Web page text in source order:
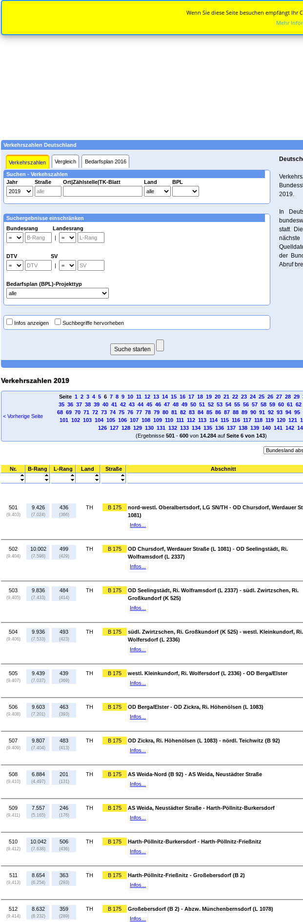
Verkehrszahlen Deutschland
Verkehrszahlen Vergleich Bedarfsplan 2016
Suchen - Verkehszahlen
Jahr
Straße Ort|Zählstelle|TK-Blatt Land BPL
Suchergebnisse einschränken
Bundesrang Landesrang
|
DTV SV
|
Bedarfsplan (BPL)-Projekttyp
Infos anzeigen Suchbegriffe hervorheben
2019.
In
statt.
der
Abruf
Verkehrszahlen 2019
< Vorherige Seite
Seite 1 2 3 4 56 7 8 9 10 11 12 13 14 15 16 17 18 19 20 21 22 23 24 25 26 27 28 29
35 36 37 38 39 40 41 42 43 44 45 46 47 48 49 50 51 52 53 54 55 56 57 58 59 60 61 62
68 69 70 71 72 73 74 75 76 77 78 79 80 81 82 83 84 85 86 87 88 89 90 91 92 93 94 95
101 102 103 104 105 106 107 108 109 110 111 112 113 114 115 116 117 118 119 120 121
126 127 128 129 130 131 132 133 134 135 136 137 138 139 140 141 142
(Ergebnisse 501- 600von 14.284auf Seite 6 von 143)
Nr. B-Rang L-Rang Land Straße Abschnitt
501
(9.403)
9.426
(7.024)
436
(366)
TH B 175
nord-westl. Oberalbertsdorf, LG SN/TH - OD Chursdorf, Werdauer
1081)
Infos...
502
(9.404)
10.002
(7.598)
499
(429)
TH B 175
OD Chursdorf, Werdauer Straße (L 1081) - OD Seelingstädt, Ri.
Wolframsdorf (L 2337)
Infos...
503
(9.405)
9.836
(7.433)
484
(414)
TH B 175
OD Seelingstädt, Ri. Wolframsdorf (L 2337) - südl. Zwirtzschen, Ri.
Großkundorf (K 525)
Infos...
504
(9.406)
9.936
(7.533)
493
(423)
TH B 175
südl. Zwirtzschen, Ri. Großkundorf (K 525) - westl. Kleinkundorf, Ri.
Wolfersdorf (L 2336)
Infos...
505
(9.407)
9.439
(7.037)
439
(369)
TH B 175
westl. Kleinkundorf, Ri. Wolfersdorf (L 2336) - OD Berga/Elster
Infos...
506
(9.408)
9.603
(7.201)
463
(393)
TH B 175
OD Berga/Elster - OD Zickra, Ri. Höhenölsen (L 1083)
Infos...
507
(9.409)
9.807
(7.404)
483
(413)
TH B 175
OD Zickra, Ri. Höhenölsen (L 1083) - nördl. Teichwitz (B 92)
Infos...
508
(9.410)
6.884
(4.497)
201
(131)
TH B 175
AS Weida-Nord (B 92) - AS Weida, Neustädter Straße
Infos...
509
(9.411)
7.557
(5.165)
246
(176)
TH B 175
AS Weida, Neustädter Straße - Harth-Pöllnitz-Burkersdorf
Infos...
510
(9.412)
10.042
(7.638)
506
(436)
TH B 175
Harth-Pöllnitz-Burkersdorf - Harth-Pöllnitz-Frießnitz
Infos...
511
(9.413)
8.654
(6.254)
363
(293)
TH B 175
Harth-Pöllnitz-Frießnitz - Großebersdorf (B 2)
Infos...
512
(9.414)
8.632
(6.232)
359
(289)
TH B 175
Großebersdorf (B 2) - Abzw. Münchenbernsdorf (L 1078)
Infos...
Wenn Sie diese Seite besuchen empfängt Ihr
Mehr